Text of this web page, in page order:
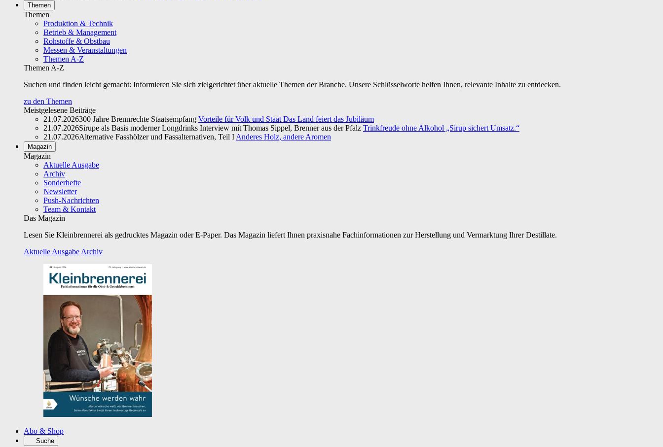
Themen
Themen
Produktion & Technik
Betrieb & Management
Rohstoffe & Obstbau
Messen & Veranstaltungen
Themen A-Z
Themen A-Z
Suchen und finden leicht gemacht: Informieren Sie sich zielgerichtet über aktuelle Themen der Branche. Unsere Schlüsselworte helfen Ihnen, relevante Inhalte zu entdecken.
zu den Themen
Meistgelesene Beiträge
21.07.2026300 Jahre Brennrechte Staatsempfang Vorteile für Volk und Staat Das Land feiert das Jubiläum
21.07.2026Sirupe als Basis moderner Longdrinks Interview mit Thomas Sippel, Brenner aus der Pfalz Trinkfreude ohne Alkohol „Sirup sichert Umsatz.“
21.07.2026Alternative Fasshölzer und Fassalternativen, Teil I Anderes Holz, andere Aromen
Magazin
Magazin
Aktuelle Ausgabe
Archiv
Sonderhefte
Newsletter
Push-Nachrichten
Team & Kontakt
Das Magazin
Lesen Sie Kleinbrennerei als gedrucktes Magazin oder E-Paper. Das Magazin liefert Ihnen praxisnahe Fachinformationen zur Herstellung und Vermarktung Ihrer Destillate.
Aktuelle Ausgabe Archiv
Abo & Shop
Suche